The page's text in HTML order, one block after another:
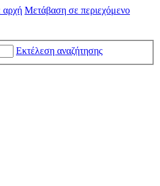
αρχή Μετάβαση σε περιεχόμενο
Εκτέλεση αναζήτησης